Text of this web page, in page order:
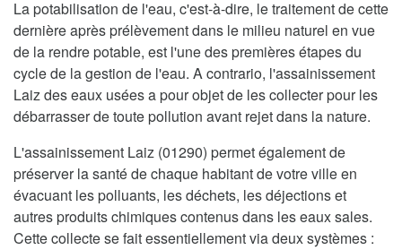
La potabilisation de l'eau, c'est-à-dire, le traitement de cette
dernière après prélèvement dans le milieu naturel en vue
de la rendre potable, est l'une des premières étapes du
cycle de la gestion de l'eau. A contrario, l'assainissement
Laiz des eaux usées a pour objet de les collecter pour les
débarrasser de toute pollution avant rejet dans la nature.
L'assainissement Laiz (01290) permet également de
préserver la santé de chaque habitant de votre ville en
évacuant les polluants, les déchets, les déjections et
autres produits chimiques contenus dans les eaux sales.
Cette collecte se fait essentiellement via deux systèmes :